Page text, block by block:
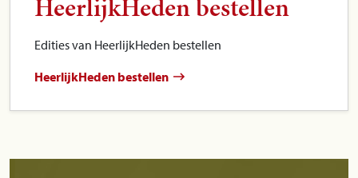
HeerlijkHeden bestellen
Edities van HeerlijkHeden bestellen
HeerlijkHeden bestellen